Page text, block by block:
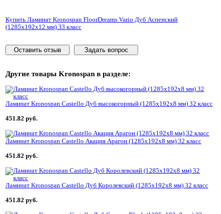
Купить Ламинат Kronospan FloorDreams Vario Дуб Аспенский
(1285x192x12 мм) 33 класс
Оставить отзыв Задать вопрос
Другие товары Kronospan в разделе:
Ламинат Kronospan Castello Дуб высокогорный (1285x192x8 мм) 32 класс
451.82 руб.
Ламинат Kronospan Castello Акация Арагон (1285x192x8 мм) 32 класс
451.82 руб.
Ламинат Kronospan Castello Дуб Королевский (1285x192x8 мм) 32 класс
451.82 руб.